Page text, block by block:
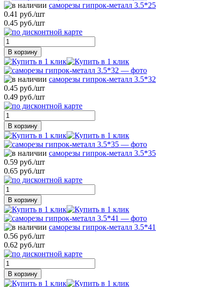
саморезы гипрок-металл 3.5*25
0.41 руб./шт
0.45 руб./шт
В корзину
саморезы гипрок-металл 3.5*32
0.45 руб./шт
0.49 руб./шт
В корзину
саморезы гипрок-металл 3.5*35
0.59 руб./шт
0.65 руб./шт
В корзину
саморезы гипрок-металл 3.5*41
0.56 руб./шт
0.62 руб./шт
В корзину